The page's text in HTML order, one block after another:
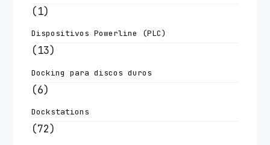
(1)
Dispositivos Powerline (PLC)
(13)
Docking para discos duros
(6)
Dockstations
(72)